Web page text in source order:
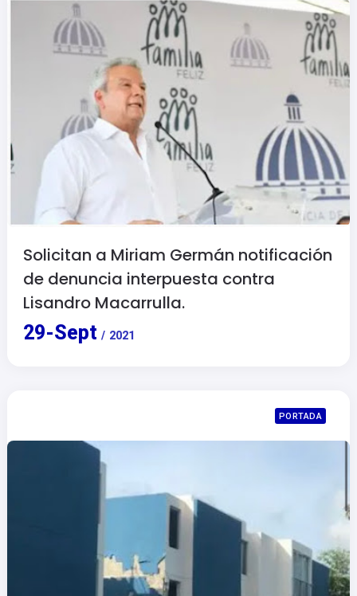
Solicitan a Miriam Germán notificación
de denuncia interpuesta contra
Lisandro Macarrulla.
29-Sept / 2021
PORTADA